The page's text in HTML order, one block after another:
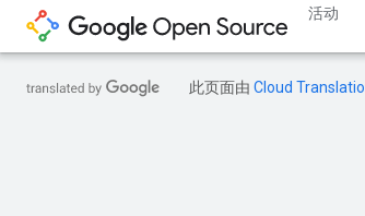
活动
此页面由 Cloud